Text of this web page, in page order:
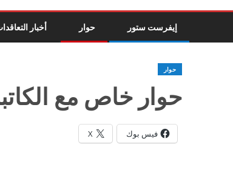
إيفرست ستور حوار أخبار
حوار
حوار خاص مع
فيس بوك X